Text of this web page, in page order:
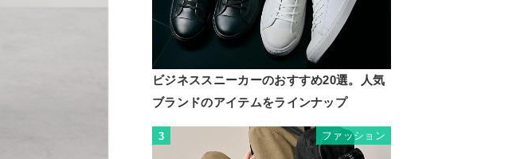
ビジネススニーカーのおすすめ20選。人気
ブランドのアイテムをラインナップ
3 ファッション